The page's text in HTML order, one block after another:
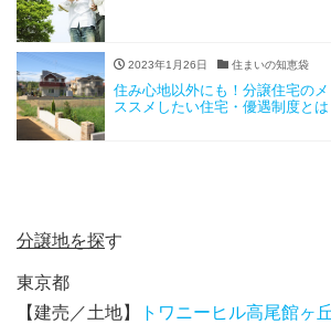
2023年1月26日 住まいの知恵袋
住み心地以外にも！分譲住宅の
ススメしたい住宅・優遇制度とは
分譲地を探す
東京都
【建売／土地】
トワニーヒル高尾館ヶ